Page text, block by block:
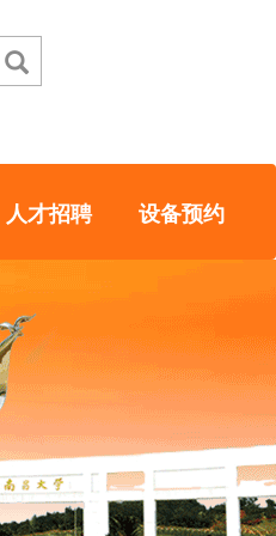
人才招聘 设备预约